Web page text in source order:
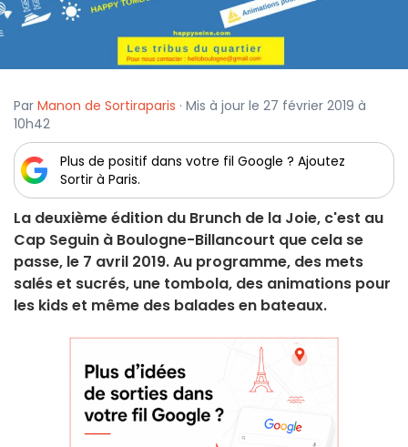
Par Manon de Sortiraparis · Mis à jour le 27 février 2019 à
10h42
Plus de positif dans votre fil Google ? Ajoutez
Sortir à Paris.
La deuxième édition du Brunch de la Joie, c'est au
Cap Seguin à Boulogne-Billancourt que cela se
passe, le 7 avril 2019. Au programme, des mets
salés et sucrés, une tombola, des animations pour
les kids et même des balades en bateaux.